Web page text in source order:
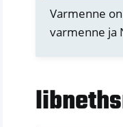
Varmenne
varmenne ja